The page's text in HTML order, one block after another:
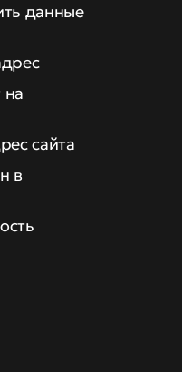
данные
на
сайта
в